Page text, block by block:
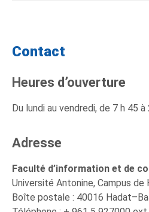
Contact
Heures d’ouverture
Du lundi au vendredi, de 7 h 45 à
Adresse
Faculté d’information et de
Université Antonine, Campus de
Boîte postale : 40016